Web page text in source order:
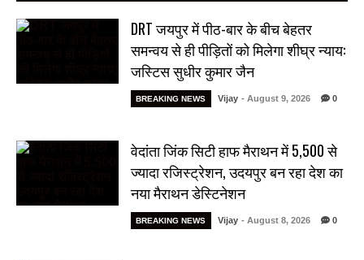
DRT जयपुर में पीठ-बार के बीच बेहतर
समन्वय से ही पीड़ितों को मिलेगा शीघ्र न्याय:
जस्टिस सुधीर कुमार जैन
BREAKING NEWS Vijay - August 9, 2026 0
वेदांता जिंक सिटी हाफ मैराथन में 5,500 से
ज्यादा रजिस्ट्रेशन, उदयपुर बन रहा देश का
नया मैराथन डेस्टिनेशन
BREAKING NEWS Vijay - August 8, 2026 0